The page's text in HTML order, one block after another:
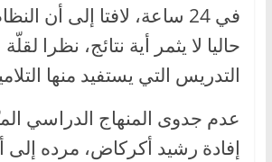
في 24 ساعة، لافتا إلى أن
حاليا لا يثمر أية نتائج، نظرا
التدريس التي يستفيد منها
عدم جدوى المنهاج الدراسي
إفادة رشيد أكركاض، مرده إلى